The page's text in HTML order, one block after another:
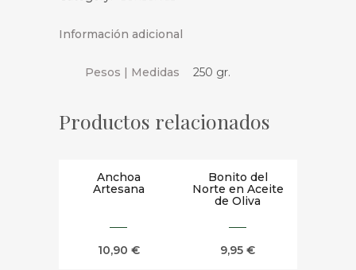
Información adicional
Pesos | Medidas 250 gr.
Productos relacionados
Anchoa
Artesana
10,90 €
Bonito del
Norte en Aceite
de Oliva
9,95 €